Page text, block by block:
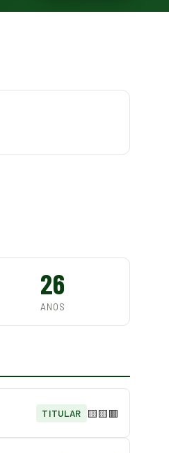
26
ANOS
TITULAR 🟨🟨🟥